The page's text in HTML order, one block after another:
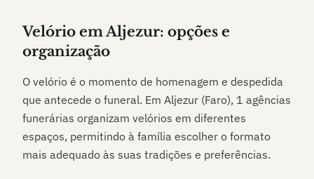
Velório emAljezur: opções e
organização
O velório é o momento de homenagem e despedida
que antecede o funeral. Em Aljezur (Faro), 1 agências
funerárias organizam velórios em diferentes
espaços, permitindo à família escolher o formato
mais adequado às suas tradições e preferências.